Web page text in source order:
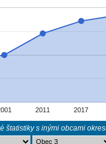
2011 2017
štatistiky s inými obcami